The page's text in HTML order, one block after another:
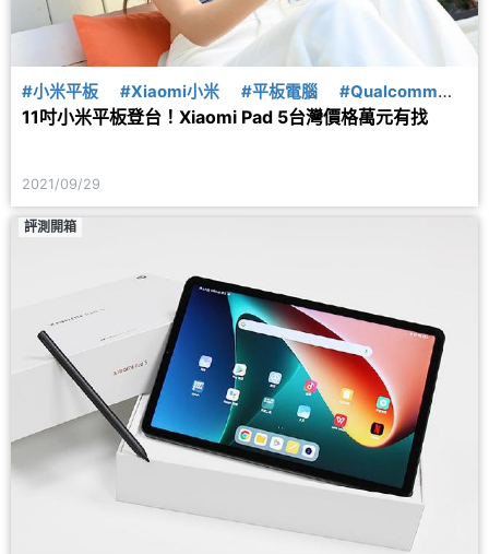
#小米平板 #Xiaomi小米 #平板電腦
#Qualcomm高
通
#上市
11吋小米平板登台！Xiaomi Pad 5台灣價格萬元有找
2021/09/29
評測開箱